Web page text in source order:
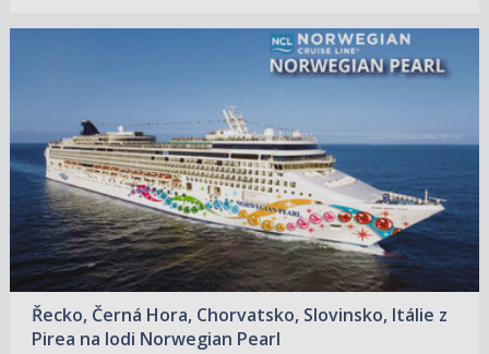
Řecko, Černá Hora, Chorvatsko, Slovinsko, Itálie z
Pirea na lodi Norwegian Pearl
ZOBRAZIT DETAIL
25.10.2026 – 01.11.2026